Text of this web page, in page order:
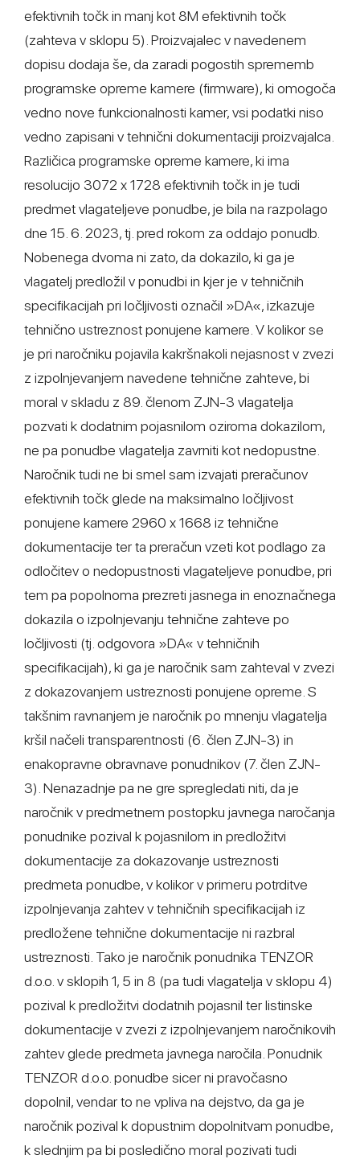
efektivnih točk in manj kot 8M efektivnih točk
(zahteva v sklopu 5). Proizvajalec v navedenem
dopisu dodaja še, da zaradi pogostih sprememb
programske opreme kamere (firmware), ki omogoča
vedno nove funkcionalnosti kamer, vsi podatki niso
vedno zapisani v tehnični dokumentaciji proizvajalca.
Različica programske opreme kamere, ki ima
resolucijo 3072 x 1728 efektivnih točk in je tudi
predmet vlagateljeve ponudbe, je bila na razpolago
dne 15. 6. 2023, tj. pred rokom za oddajo ponudb.
Nobenega dvoma ni zato, da dokazilo, ki ga je
vlagatelj predložil v ponudbi in kjer je v tehničnih
specifikacijah pri ločljivosti označil »DA«, izkazuje
tehnično ustreznost ponujene kamere. V kolikor se
je pri naročniku pojavila kakršnakoli nejasnost v zvezi
z izpolnjevanjem navedene tehnične zahteve, bi
moral v skladu z 89. členom ZJN-3 vlagatelja
pozvati k dodatnim pojasnilom oziroma dokazilom,
ne pa ponudbe vlagatelja zavrniti kot nedopustne.
Naročnik tudi ne bi smel sam izvajati preračunov
efektivnih točk glede na maksimalno ločljivost
ponujene kamere 2960 x 1668 iz tehnične
dokumentacije ter ta preračun vzeti kot podlago za
odločitev o nedopustnosti vlagateljeve ponudbe, pri
tem pa popolnoma prezreti jasnega in enoznačnega
dokazila o izpolnjevanju tehnične zahteve po
ločljivosti (tj. odgovora »DA« v tehničnih
specifikacijah), ki ga je naročnik sam zahteval v zvezi
z dokazovanjem ustreznosti ponujene opreme. S
takšnim ravnanjem je naročnik po mnenju vlagatelja
kršil načeli transparentnosti (6. člen ZJN-3) in
enakopravne obravnave ponudnikov (7. člen ZJN-
3). Nenazadnje pa ne gre spregledati niti, da je
naročnik v predmetnem postopku javnega naročanja
ponudnike pozival k pojasnilom in predložitvi
dokumentacije za dokazovanje ustreznosti
predmeta ponudbe, v kolikor v primeru potrditve
izpolnjevanja zahtev v tehničnih specifikacijah iz
predložene tehnične dokumentacije ni razbral
ustreznosti. Tako je naročnik ponudnika TENZOR
d.o.o. v sklopih 1, 5 in 8 (pa tudi vlagatelja v sklopu 4)
pozival k predložitvi dodatnih pojasnil ter listinske
dokumentacije v zvezi z izpolnjevanjem naročnikovih
zahtev glede predmeta javnega naročila. Ponudnik
TENZOR d.o.o. ponudbe sicer ni pravočasno
dopolnil, vendar to ne vpliva na dejstvo, da ga je
naročnik pozival k dopustnim dopolnitvam ponudbe,
k slednjim pa bi posledično moral pozivati tudi